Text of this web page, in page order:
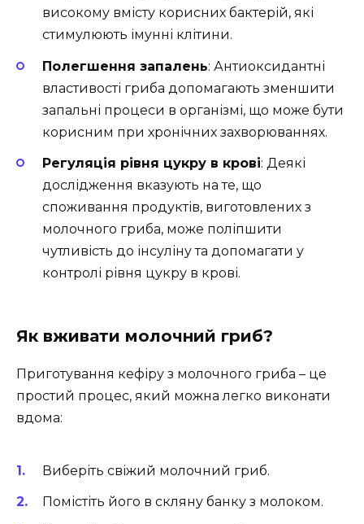
високому вмісту корисних бактерій, які
стимулюють імунні клітини.
Полегшення запалень: Антиоксидантні
властивості гриба допомагають зменшити
запальні процеси в організмі, що може бути
корисним при хронічних захворюваннях.
Регуляція рівня цукру в крові: Деякі
дослідження вказують на те, що
споживання продуктів, виготовлених з
молочного гриба, може поліпшити
чутливість до інсуліну та допомагати у
контролі рівня цукру в крові.
Як вживати молочний гриб?
Приготування кефіру з молочного гриба – це
простий процес, який можна легко виконати
вдома:
Виберіть свіжий молочний гриб.
Помістіть його в скляну банку з молоком.